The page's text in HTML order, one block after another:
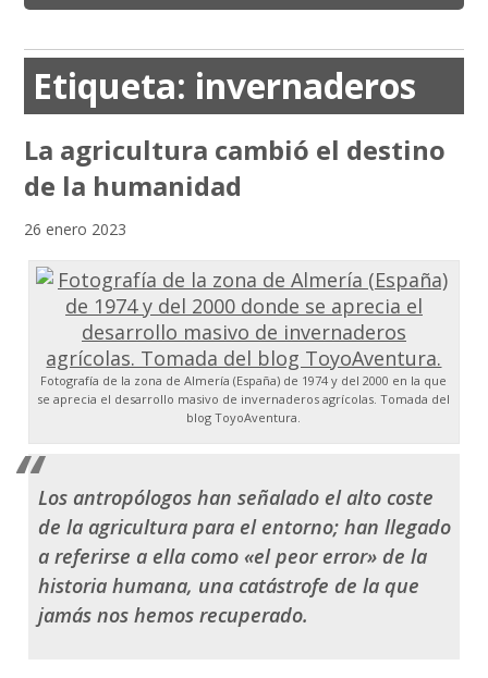
Etiqueta: invernaderos
La agricultura cambió el destino
de la humanidad
26 enero 2023
Fotografía de la zona de Almería (España) de 1974 y del 2000 en la que
se aprecia el desarrollo masivo de invernaderos agrícolas. Tomada del
blog ToyoAventura.
Los antropólogos han señalado el alto coste
de la agricultura para el entorno; han llegado
a referirse a ella como «el peor error» de la
historia humana, una catástrofe de la que
jamás nos hemos recuperado.